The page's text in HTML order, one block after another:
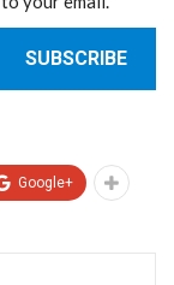
SUBSCRIBE
Google+